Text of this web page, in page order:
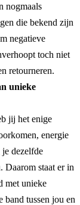
nogmaals
die bekend zijn
negatieve
toch niet
retourneren.
unieke
jij het enige
energie
dezelfde
Daarom staat er in
met unieke
band tussen jou en